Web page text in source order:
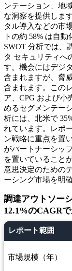
ンテーション、地
な洞察を提供しま
タル導入などの市
トの約 58% は自
SWOT 分析では、
タ セキュリティへ
す。機会にはデジ
含まれますが、脅
含まれます。この
ア、CPG および小
めるセグメンテー
析には、北米で
れています。レポ
ン戦略に重点を置
がパートナーシッ
を置いていること
意思決定のための
ーシング市場を明
調達アウトソー
12.1%のCAGR
レポート範囲
市場規模（年）